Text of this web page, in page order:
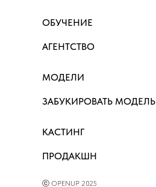
ⓒ OPENUP 2025
ОБУЧЕНИЕ
МОДЕЛИ
АГЕНТСТВО
КАСТИНГ
ЗАБУКИРОВАТЬ МОДЕЛЬ
ПРОДАКШН